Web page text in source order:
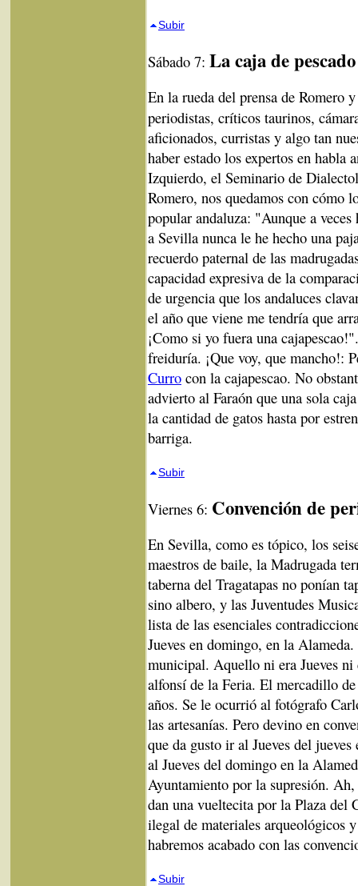
Subir
Sábado 7: La caja de pescado
En la rueda del prensa de Romero
periodistas, críticos taurinos,
aficionados, curristas y algo tan
haber estado los expertos en habla
Izquierdo, el Seminario de
Romero, nos quedamos con cómo
popular andaluza: "Aunque a
a Sevilla nunca le he hecho una
recuerdo paternal de las
capacidad expresiva de la
de urgencia que los andaluces
el año que viene me tendría que
¡Como si yo fuera una
freiduría. ¡Que voy, que mancho!:
Curro con la cajapescao. No
advierto al Faraón que una sola
la cantidad de gatos hasta por
barriga.
Subir
Viernes 6: Convención de
En Sevilla, como es tópico, los
maestros de baile, la Madrugada
taberna del Tragatapas no ponían
sino albero, y las Juventudes
lista de las esenciales
Jueves en domingo, en la
municipal. Aquello ni era Jueves ni
alfonsí de la Feria. El mercadillo
años. Se le ocurrió al fotógrafo
las artesanías. Pero devino en
que da gusto ir al Jueves del
al Jueves del domingo en la
Ayuntamiento por la supresión.
dan una vueltecita por la Plaza del
ilegal de materiales arqueológicos
habremos acabado con las
Subir